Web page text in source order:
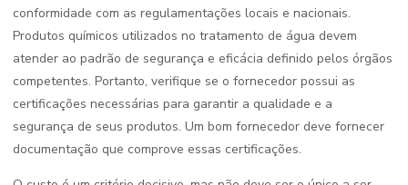
conformidade com as regulamentações locais e nacionais.
Produtos químicos utilizados no tratamento de água devem
atender ao padrão de segurança e eficácia definido pelos órgãos
competentes. Portanto, verifique se o fornecedor possui as
certificações necessárias para garantir a qualidade e a
segurança de seus produtos. Um bom fornecedor deve fornecer
documentação que comprove essas certificações.